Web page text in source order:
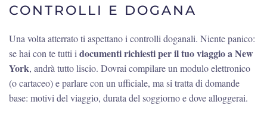
CONTROLLI E DOGANA
Una volta atterrato ti aspettano i controlli doganali. Niente panico:
se hai con te tutti idocumenti richiesti per il tuo viaggio a New
York, andrà tutto liscio. Dovrai compilare un modulo elettronico
(o cartaceo) e parlare con un ufficiale, ma si tratta di domande
base: motivi del viaggio, durata del soggiorno e dove alloggerai.